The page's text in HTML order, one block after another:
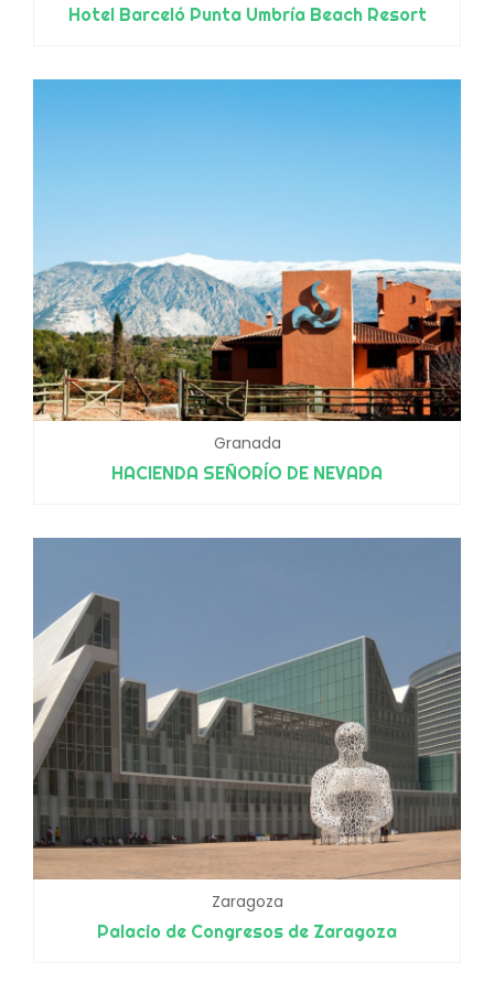
Hotel Barceló Punta Umbría Beach Resort
Granada
HACIENDA SEÑORÍO DE NEVADA
Zaragoza
Palacio de Congresos de Zaragoza